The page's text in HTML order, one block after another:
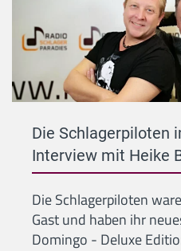
Die Schlagerpiloten
Interview mit Heike
Die Schlagerpiloten
Gast und haben ihr
Domingo - Deluxe